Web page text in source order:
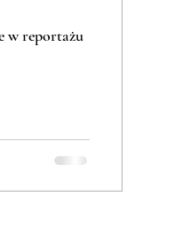
w reportażu